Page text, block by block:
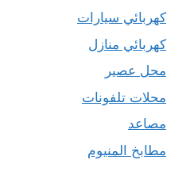
كهربائي سيارات
كهربائي منازل
محل عصير
محلات تلفونات
مصاعد
مطابخ المنيوم